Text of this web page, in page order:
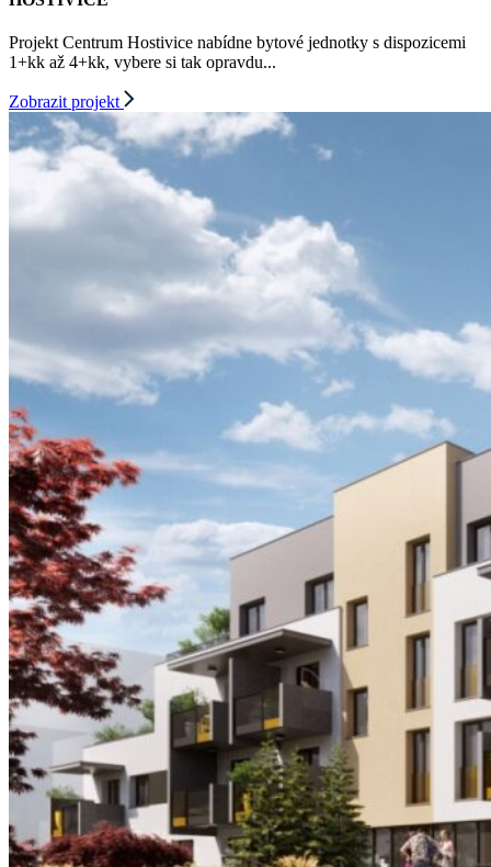
Projekt Centrum Hostivice nabídne bytové jednotky s dispozicemi
1+kk až 4+kk, vybere si tak opravdu...
Zobrazit projekt